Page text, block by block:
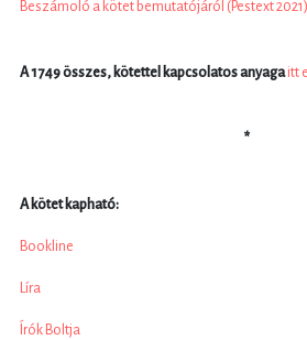
Beszámoló a kötet bemutatójáról (Pestext 2021)
A 1749 összes, kötettel kapcsolatos anyaga itt
*
A kötet kapható:
Bookline
Líra
Írók Boltja